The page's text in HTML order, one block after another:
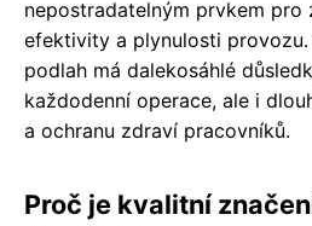
nepostradatelným prvkem pro
efektivity a plynulosti provozu.
podlah má dalekosáhlé
každodenní operace, ale i
a ochranu zdraví pracovníků.
Proč je kvalitní